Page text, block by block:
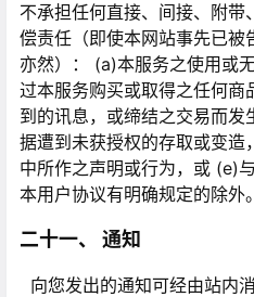
不承担任何直接、间接、附
偿责任（即使本网站事先已被
亦然）： (a)本服务之使用或
过本服务购买或取得之任何商
到的讯息，或缔结之交易而
据遭到未获授权的存取或变
中所作之声明或行为，或 (e)
本用户协议有明确规定的除外。
二十一、 通知
向您发出的通知可经由站内